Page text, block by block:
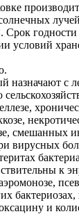
Срок годности
условий
с
смешанных
вирусных
к
и